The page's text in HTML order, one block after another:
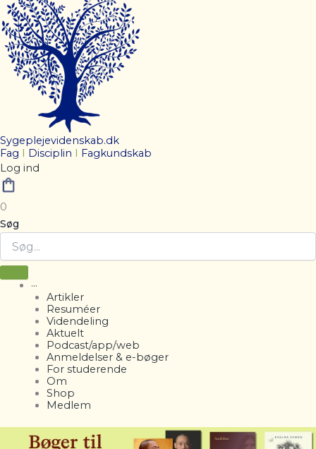
Sygeplejevidenskab.dk
Fag
Disciplin
Fagkundskab
Log ind
0
Søg
···
Artikler
Resuméer
Videndeling
Aktuelt
Podcast/app/web
Anmeldelser & e-bøger
For studerende
Om
Shop
Medlem